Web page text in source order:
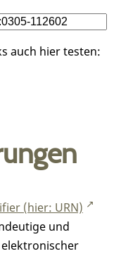
auch hier testen:
(hier: URN)
und